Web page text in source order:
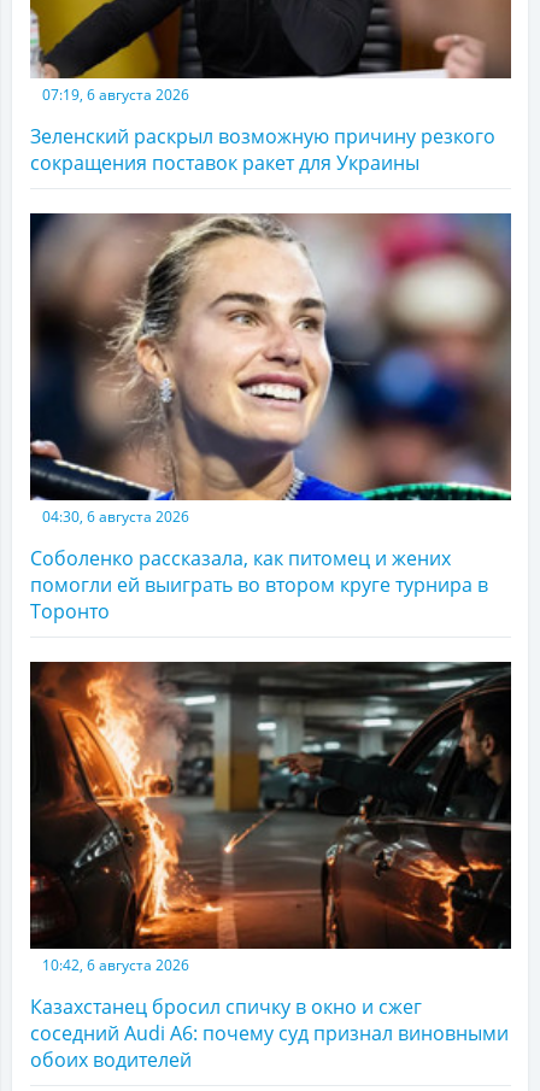
07:19, 6 августа 2026
Зеленский раскрыл возможную причину резкого
сокращения поставок ракет для Украины
04:30, 6 августа 2026
Соболенко рассказала, как питомец и жених
помогли ей выиграть во втором круге турнира в
Торонто
10:42, 6 августа 2026
Казахстанец бросил спичку в окно и сжег
соседний Audi A6: почему суд признал виновными
обоих водителей